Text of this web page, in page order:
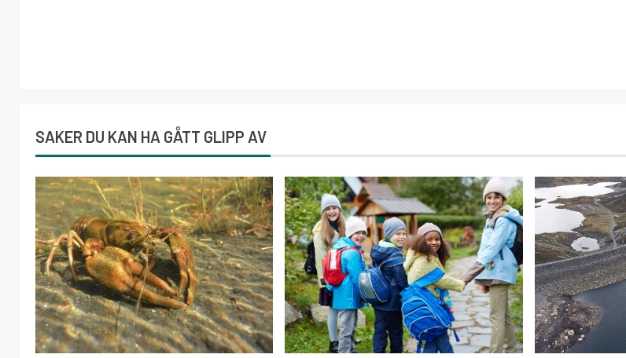
SAKER DU KAN HA GÅTT GLIPP AV